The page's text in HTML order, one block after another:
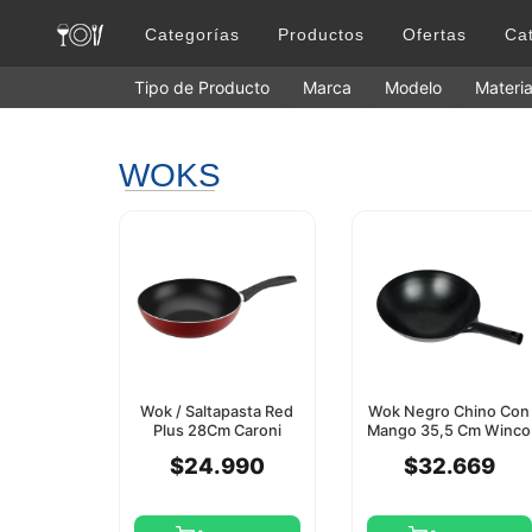
Categorías Productos Ofertas
Tipo de Producto Marca Modelo
WOKS
Wok / Saltapasta Red
Plus 28Cm Caroni
$24.990
Wok Negro Chino Con
Mango 35,5 Cm Winco
$32.669